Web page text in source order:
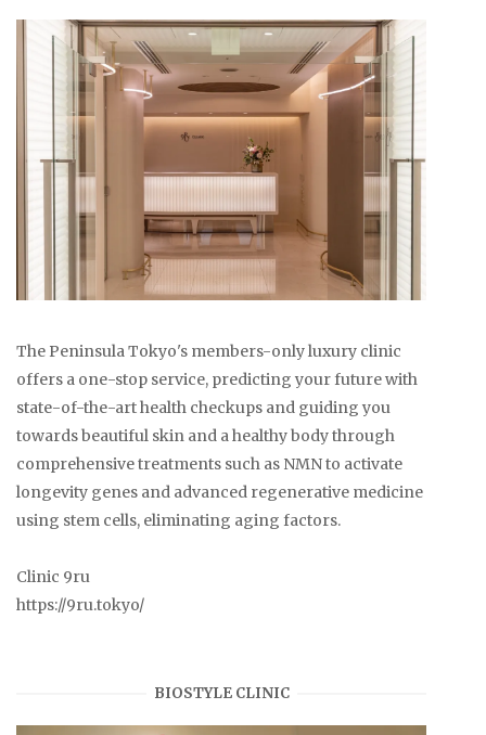
The Peninsula Tokyo's members-only luxury clinic
offers a one-stop service, predicting your future with
state-of-the-art health checkups and guiding you
towards beautiful skin and a healthy body through
comprehensive treatments such as NMN to activate
longevity genes and advanced regenerative medicine
using stem cells, eliminating aging factors.
Clinic 9ru
https://9ru.tokyo/
BIOSTYLE CLINIC